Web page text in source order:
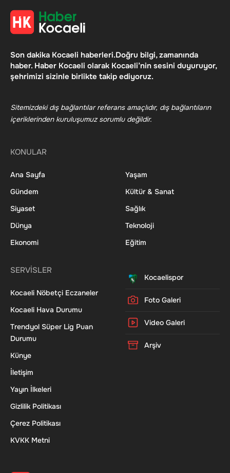
Son dakika Kocaeli haberleri.Doğru bilgi, zamanında
haber. Haber Kocaeli olarak Kocaeli’nin sesini duyuruyor,
şehrimizi sizinle birlikte takip ediyoruz.
Sitemizdeki dış bağlantılar referans amaçlıdır, dış bağlantıların
içeriklerinden kuruluşumuz sorumlu değildir.
KONULAR
Ana Sayfa
Gündem
Siyaset
Dünya
Ekonomi
Yaşam
Kültür & Sanat
Sağlık
Teknoloji
Eğitim
SERVİSLER
Kocaeli Nöbetçi Eczaneler
Kocaeli Hava Durumu
Trendyol Süper Lig Puan
Durumu
Künye
İletişim
Yayın İlkeleri
Gizlilik Politikası
Çerez Politikası
KVKK Metni
Kocaelispor
Foto Galeri
Video Galeri
Arşiv